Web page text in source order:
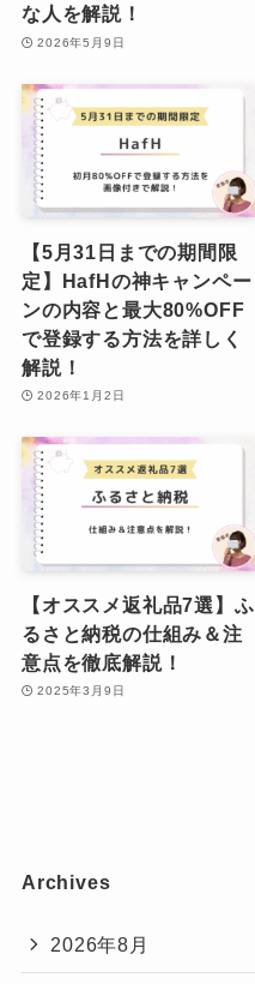
な人を解説！
2026年5月9日
【5月31日までの期間限
定】HafHの神キャンペー
ンの内容と最大80%OFF
で登録する方法を詳しく
解説！
2026年1月2日
【オススメ返礼品7選】ふ
るさと納税の仕組み＆注
意点を徹底解説！
2025年3月9日
Archives
2026年8月